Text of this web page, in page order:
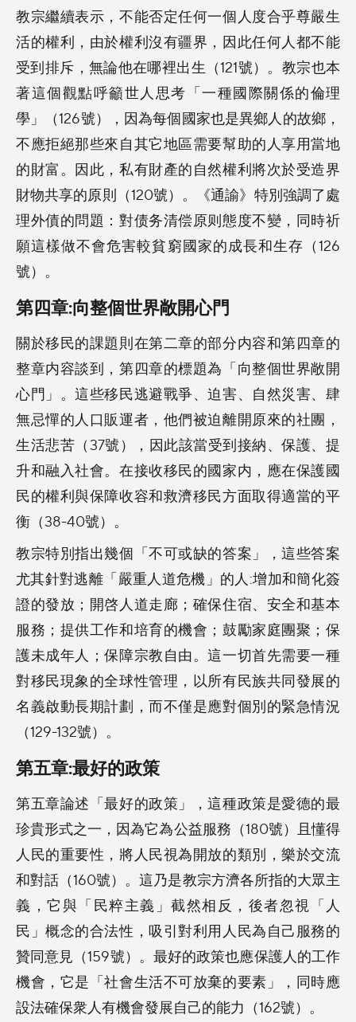
教宗繼續表示，不能否定任何一個人度合乎尊嚴生
活的權利，由於權利沒有疆界，因此任何人都不能
受到排斥，無論他在哪裡出生（121號）。教宗也本
著這個觀點呼籲世人思考「一種國際關係的倫理
學」（126號），因為每個國家也是異鄉人的故鄉，
不應拒絕那些來自其它地區需要幫助的人享用當地
的財富。因此，私有財產的自然權利將次於受造界
財物共享的原則（120號）。《通諭》特別強調了處
理外債的問題：對债务清偿原则態度不變，同時祈
願這樣做不會危害較貧窮國家的成長和生存（126
號）。
第四章:向整個世界敞開心門
關於移民的課題則在第二章的部分内容和第四章的
整章内容談到，第四章的標題為「向整個世界敞開
心門」。這些移民逃避戰爭、迫害、自然災害、肆
無忌憚的人口販運者，他們被迫離開原來的社團，
生活悲苦（37號），因此該當受到接納、保護、提
升和融入社會。在接收移民的國家内，應在保護國
民的權利與保障收容和救濟移民方面取得適當的平
衡（38-40號）。
教宗特別指出幾個「不可或缺的答案」，這些答案
尤其針對逃離「嚴重人道危機」的人:增加和簡化簽
證的發放；開啓人道走廊；確保住宿、安全和基本
服務；提供工作和培育的機會；鼓勵家庭團聚；保
護未成年人；保障宗教自由。這一切首先需要一種
對移民現象的全球性管理，以所有民族共同發展的
名義啟動長期計劃，而不僅是應對個別的緊急情況
（129-132號）。
第五章:最好的政策
第五章論述「最好的政策」，這種政策是愛德的最
珍貴形式之一，因為它為公益服務（180號）且懂得
人民的重要性，將人民視為開放的類別，樂於交流
和對話（160號）。這乃是教宗方濟各所指的大眾主
義，它與「民粹主義」截然相反，後者忽視「人
民」概念的合法性，吸引對利用人民為自己服務的
贊同意見（159號）。最好的政策也應保護人的工作
機會，它是「社會生活不可放棄的要素」，同時應
設法確保衆人有機會發展自己的能力（162號）。